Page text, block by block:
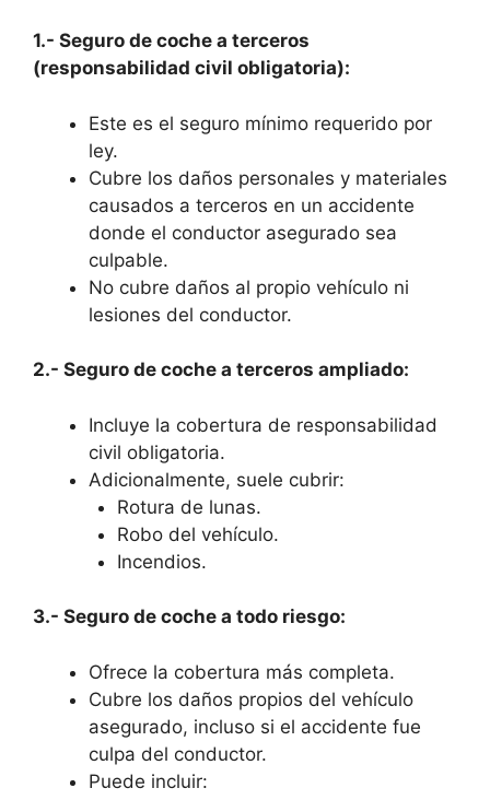
1.- Seguro de coche a terceros
(responsabilidad civil obligatoria):
Este es el seguro mínimo requerido por
ley.
Cubre los daños personales y materiales
causados a terceros en un accidente
donde el conductor asegurado sea
culpable.
No cubre daños al propio vehículo ni
lesiones del conductor.
2.- Seguro de coche a terceros ampliado:
Incluye la cobertura de responsabilidad
civil obligatoria.
Adicionalmente, suele cubrir:
Rotura de lunas.
Robo del vehículo.
Incendios.
3.- Seguro de coche a todo riesgo:
Ofrece la cobertura más completa.
Cubre los daños propios del vehículo
asegurado, incluso si el accidente fue
culpa del conductor.
Puede incluir: